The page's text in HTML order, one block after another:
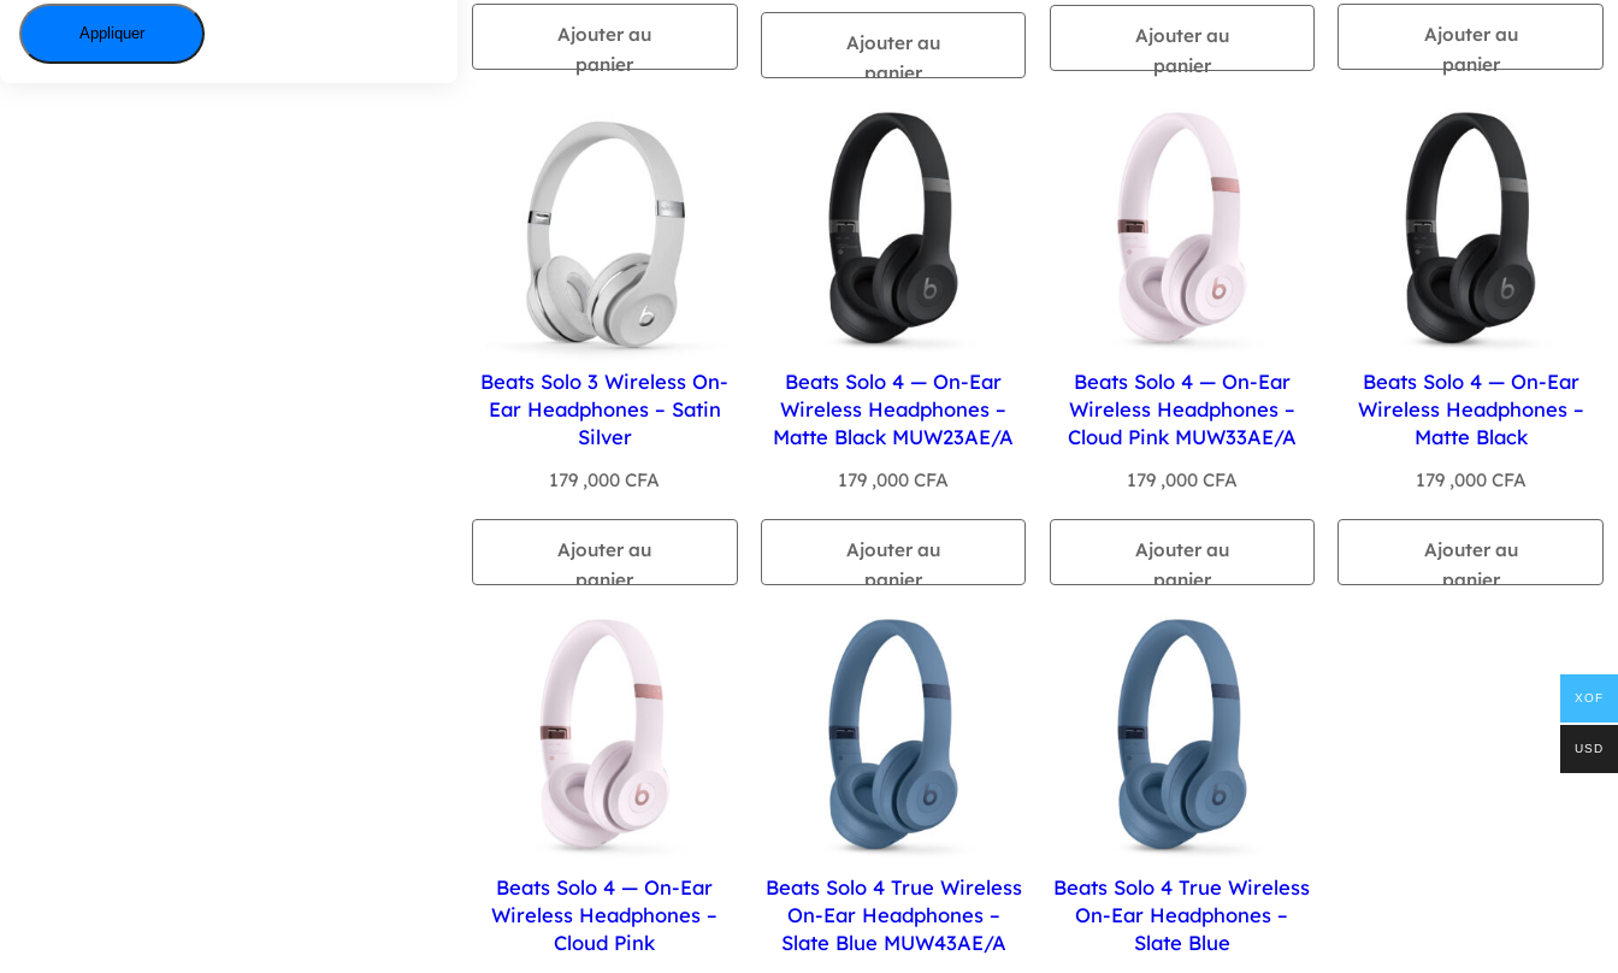
Appliquer
Ajouter au
panier
Ajouter au
panier
Ajouter au
panier
Ajouter au
panier
Beats Solo 3 Wireless On-
Ear Headphones – Satin
Silver
179 ,000CFA
Ajouter au
panier
Beats Solo 4 — On-Ear
Wireless Headphones –
Matte Black MUW23AE/A
179 ,000CFA
Ajouter au
panier
Beats Solo 4 — On-Ear
Wireless Headphones –
Cloud Pink MUW33AE/A
179 ,000 CFA
Ajouter au
panier
Beats Solo 4 — On-Ear
Wireless Headphones –
Matte Black
179 ,000 CFA
Ajouter au
panier
Beats Solo 4 — On-Ear
Wireless Headphones –
Cloud Pink
Beats Solo 4 True Wireless
On-Ear Headphones –
Slate Blue MUW43AE/A
Beats Solo 4 True Wireless
On-Ear Headphones –
Slate Blue
XOF
USD